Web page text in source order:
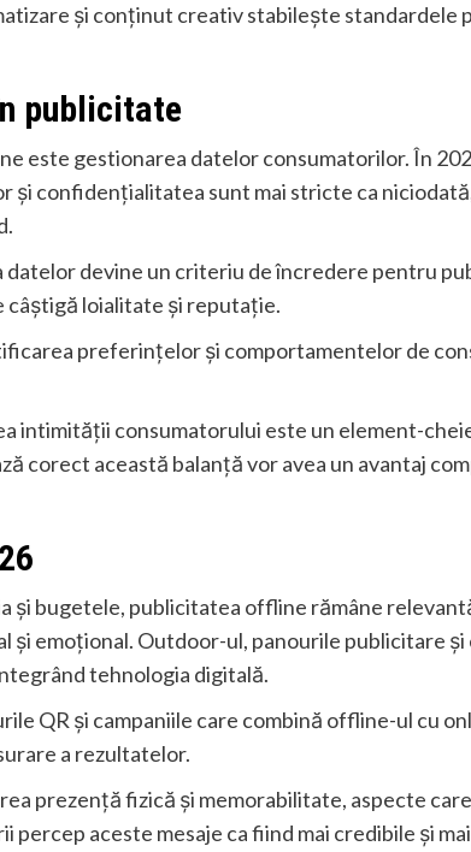
și conținut creativ stabilește standardele
publicitate
este gestionarea datelor consumatorilor. În
confidențialitatea sunt mai stricte ca
devine un criteriu de încredere pentru
câștigă loialitate și reputație.
preferințelor și comportamentelor de
intimității consumatorului este un element-
corect această balanță vor avea un avantaj
și bugetele, publicitatea offline rămâne
și emoțional. Outdoor-ul, panourile publicitare
tehnologia digitală.
QR și campaniile care combină offline-ul cu
a rezultatelor.
prezență fizică și memorabilitate, aspecte
percep aceste mesaje ca fiind mai credibile și